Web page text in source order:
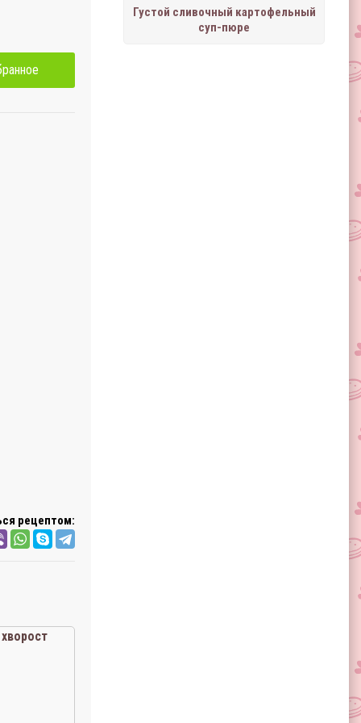
Густой сливочный картофельный
суп-пюре
рецептом: